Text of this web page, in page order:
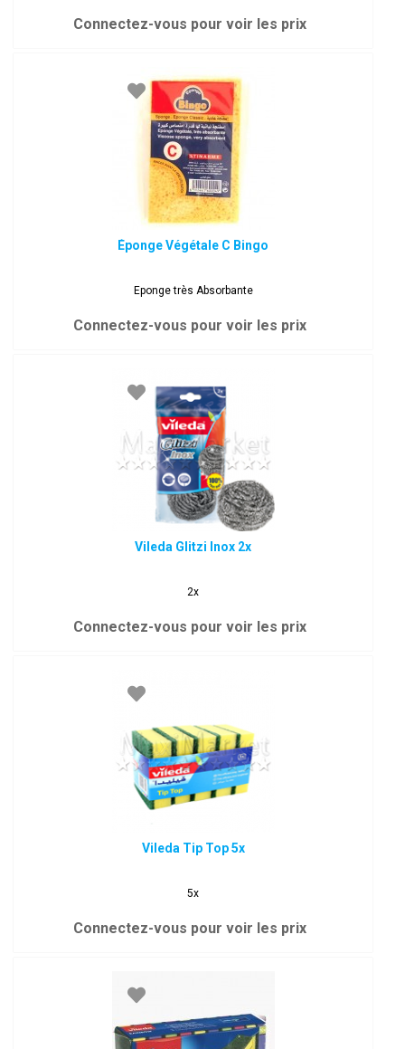
Connectez-vous pour voir les prix
Éponge Végétale C Bingo
Eponge très Absorbante
Connectez-vous pour voir les prix
Vileda Glitzi Inox 2x
2x
Connectez-vous pour voir les prix
Vileda Tip Top 5x
5x
Connectez-vous pour voir les prix